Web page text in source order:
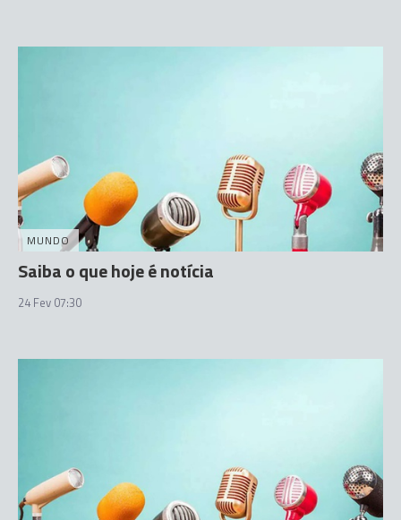
MUNDO
Saiba o que hoje é notícia
24 Fev 07:30